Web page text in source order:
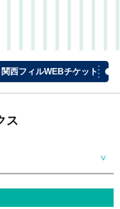
関西フィルWEBチケット
ス